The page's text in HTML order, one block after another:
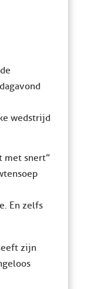
wedstrijd
met snert”
En zelfs
zijn